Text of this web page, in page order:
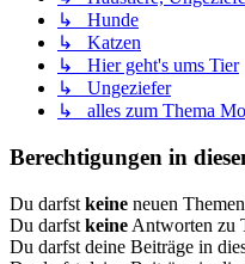
↳ Hunde
↳ Katzen
↳ Hier geht's ums Tier
↳ Ungeziefer
↳ alles zum Thema
Berechtigungen in
Du darfst keine neuen
Du darfst keine Antworten zu
Du darfst deine Beiträge in